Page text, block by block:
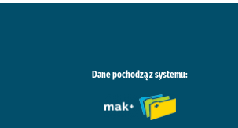
Dane pochodzą z systemu: